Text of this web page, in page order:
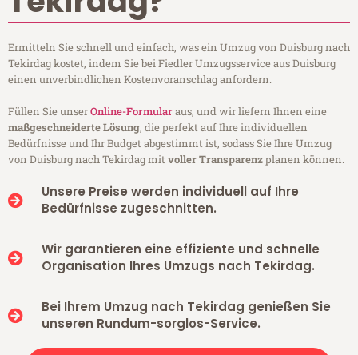
Ermitteln Sie schnell und einfach, was ein Umzug von Duisburg nach
Tekirdag kostet, indem Sie bei Fiedler Umzugsservice aus Duisburg
einen unverbindlichen Kostenvoranschlag anfordern.
Füllen Sie unserOnline-Formularaus, und wir liefern Ihnen eine
maßgeschneiderte Lösung, die perfekt auf Ihre individuellen
Bedürfnisse und Ihr Budget abgestimmt ist, sodass Sie Ihre Umzug
von Duisburg nach Tekirdag mitvoller Transparenzplanen können.
Unsere Preise werden individuell auf Ihre
Bedürfnisse zugeschnitten.
Wir garantieren eine effiziente und schnelle
Organisation Ihres Umzugs nach Tekirdag.
Bei Ihrem Umzug nach Tekirdag genießen Sie
unseren Rundum-sorglos-Service.